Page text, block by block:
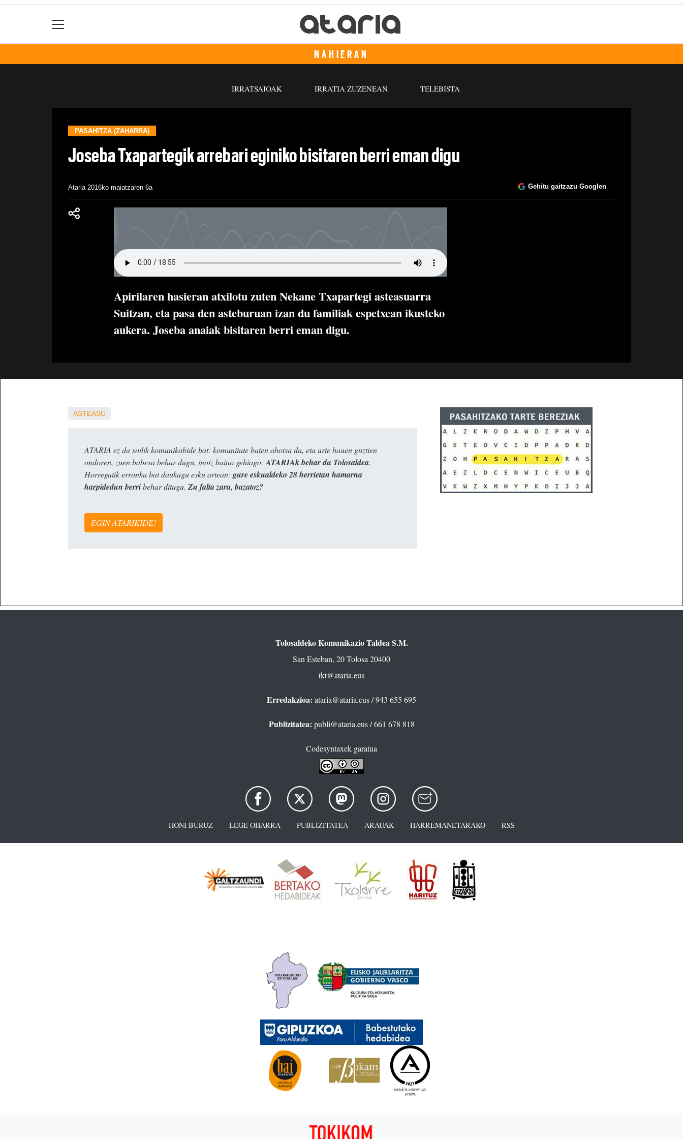
NAHIERAN
IRRATSAIOAK IRRATIA ZUZENEAN TELEBISTA
PASAHITZA (ZAHARRA)
Joseba Txapartegik arrebari eginiko bisitaren berri eman digu
Ataria 2016ko maiatzaren 6a Gehitu gaitzazu Googlen
Apirilaren hasieran atxilotu zuten Nekane Txapartegi asteasuarra
Suitzan, eta pasa den asteburuan izan du familiak espetxean ikusteko
aukera. Joseba anaiak bisitaren berri eman digu.
ASTEASU
ATARIA ez da soilik komunikabide bat: komunitate baten ahotsa da, eta urte hauen guztien
ondoren, zuen babesa behar dugu, inoiz baino gehiago: ATARIAk behar du Tolosaldea.
Horregatik erronka bat daukagu esku artean: gure eskualdeko 28 herrietan hamarna
harpidedun berribehar ditugu. Zu falta zara, bazatoz?
EGIN ATARIKIDE!
Tolosaldeko Komunikazio Taldea S.M.
San Esteban, 20 Tolosa 20400
tkt@ataria.eus
Erredakzioa: ataria@ataria.eus/ 943 655 695
Publizitatea: publi@ataria.eus/ 661 678 818
Codesyntaxek garatua
HONI BURUZ LEGE OHARRA PUBLIZITATEA ARAUAK HARREMANETARAKO RSS